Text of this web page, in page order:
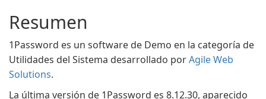
Resumen
1Password es un software de Demo en la categoría de
Utilidades del Sistema desarrollado porAgile Web
Solutions.
La última versión de 1Password es 8.12.30, aparecido